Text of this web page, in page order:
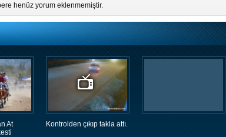
henüz yorum eklenmemiştir.
At
Kontrolden çıkıp takla attı.